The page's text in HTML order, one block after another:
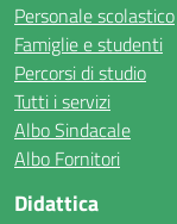
Personale scolastico
Famiglie e studenti
Percorsi di studio
Tutti i servizi
Albo Sindacale
Albo Fornitori
Didattica